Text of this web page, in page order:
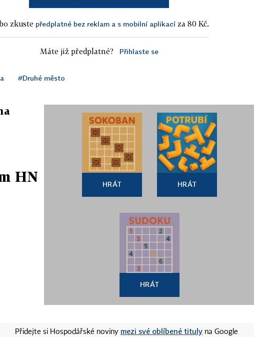
zkuste předplatné bez reklam a s mobilní aplikací za 80 Kč.
Máte již předplatné? Přihlaste se
#Druhé město
HN
HRÁT HRÁT
HRÁT
Přidejte si Hospodářské noviny mezi své oblíbené tituly na Google